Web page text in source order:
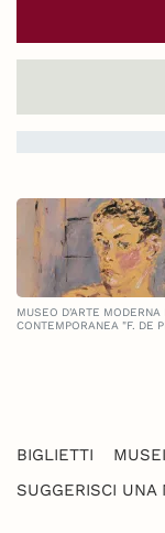
MUSEO D'ARTE MODERNA
CONTEMPORANEA "F. DE
BIGLIETTI
SUGGERISCI UNA